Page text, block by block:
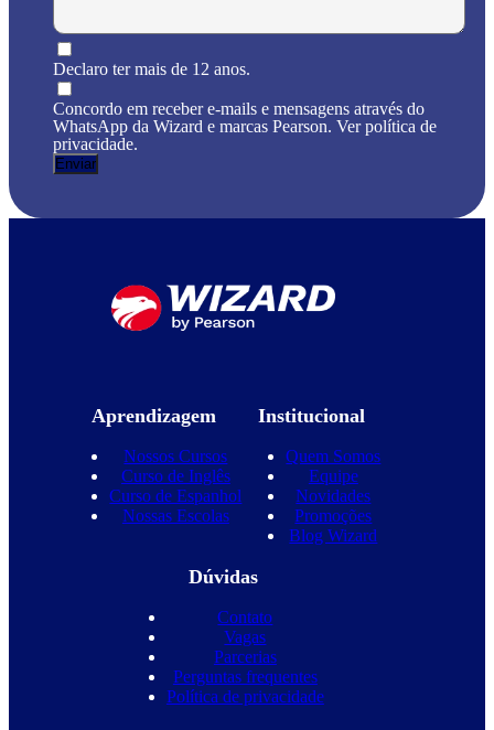
Declaro ter mais de 12 anos.
Concordo em receber e-mails e mensagens através do
WhatsApp da Wizard e marcas Pearson. Ver política de
privacidade.
Aprendizagem
Nossos Cursos
Curso de Inglês
Curso de Espanhol
Nossas Escolas
Institucional
Quem Somos
Equipe
Novidades
Promoções
Blog Wizard
Dúvidas
Contato
Vagas
Parcerias
Perguntas frequentes
Política de privacidade